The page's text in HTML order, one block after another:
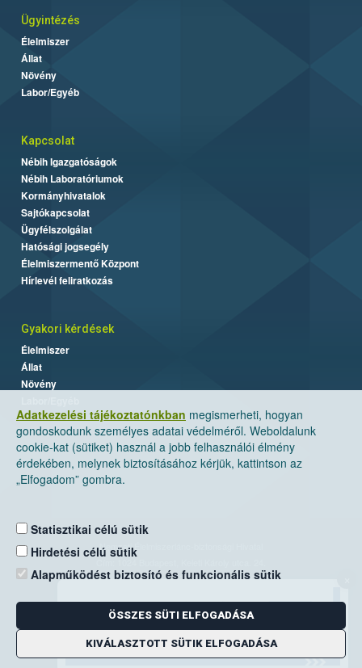
Adatkezelési tájékoztatónkban megismerheti, hogyan
gondoskodunk személyes adatai védelméről. Weboldalunk
cookie-kat (sütiket) használ a jobb felhasználói élmény
érdekében, melynek biztosításához kérjük, kattintson az
„Elfogadom” gombra.
Statisztikai célú sütik
Hirdetési célú sütik
Alapműködést biztosító és funkcionális sütik
ÖSSZES SÜTI ELFOGADÁSA
KIVÁLASZTOTT SÜTIK ELFOGADÁSA
Ügyintézés
Élelmiszer
Állat
Növény
Labor/Egyéb
Kapcsolat
Nébih Igazgatóságok
Nébih Laboratóriumok
Kormányhivatalok
Sajtókapcsolat
Ügyfélszolgálat
Hatósági jogsegély
Élelmiszermentő Központ
Hírlevél feliratkozás
Gyakori kérdések
Élelmiszer
Állat
Növény
Nemzeti Élelmiszerlánc-biztonsági Hivatal
Levelezési cím: 1525 Budapest. Pf. 30.
E-mail:ugyfelszolgalat@nebih.gov.hu
Zöld szám: 06-80/263-244
Telefon: 06-1/ 336-9000